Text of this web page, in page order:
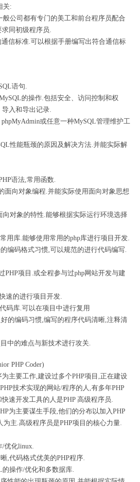
关:
司都有专门的美工和前台程序员配合
同初级程序员.
准.可以根据手册编写出符合通信标
语句.
的操作.包括安全、访问控制和权
入和导出记录.
或任意一种MySQL管理维护工
瓶颈的原因及解决方法.并能实际解
法,常用函数.
象编程.并能实际使用面向对象思想
的特性.能够根据实际运行环境选择
能够使用常用的php库进行项目开发.
式习惯,可以规范的进行代码编写.
目.或全程参与过php网站开发与建
进行项目开发.
.可以在项目中进行复用
码习惯,编写的程序代码清晰,注释清
难点与新技术进行攻关.
PHP Coder)
主要工作,建设过多个PHP项目,正在建设
技术实现的网站/程序的人,有多年PHP
速开发工具的人是PHP 高级程序员.
为主要谋生手段,他们的分布以加入PHP
为主.高级程序员是PHP项目的核心力量.
化linux.
代码格式优美的PHP程序.
操作/优化和多数据库.